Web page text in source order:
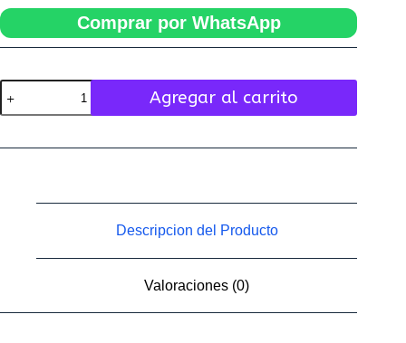
Comprar por WhatsApp
Tomb
Raider
Definitive
Trilogy
Agregar al carrito
Descripcion del Producto
Valoraciones (0)